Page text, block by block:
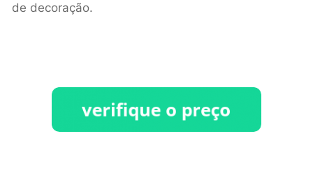
de decoração.